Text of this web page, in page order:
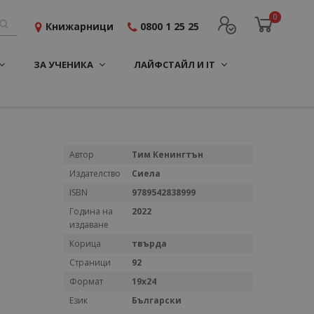
0
Книжарници 0800 1 25 25
ЗА УЧЕНИКА ЛАЙФСТАЙЛ И IT
Повече
Автор
Тим Кенингтън
Издателство
Сиела
ISBN
9789542838999
Година на
издаване
2022
Корица
твърда
Страници
92
Формат
19х24
Език
Български